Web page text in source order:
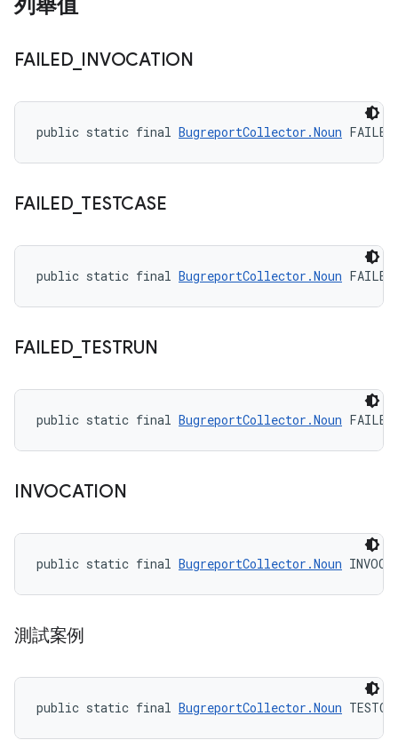
列舉值
FAILED_ INVOCATION
public static final BugreportCollector.Noun
FAILED_ TESTCASE
public static final BugreportCollector.Noun
FAILED_ TESTRUN
public static final BugreportCollector.Noun
INVOCATION
public static final BugreportCollector.Noun
測試案例
public static final BugreportCollector.Noun